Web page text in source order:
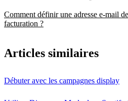
Comment définir une adresse e-mail
facturation ?
Articles similaires
Débuter avec les campagnes display